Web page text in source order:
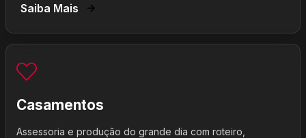
Saiba Mais
Casamentos
Assessoria e produção do grande dia com roteiro,